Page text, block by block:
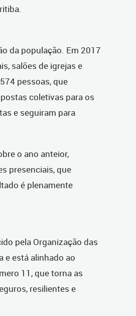
da população. Em 2017
salões de igrejas e
pessoas, que
coletivas para os
e seguiram para
o ano anteior,
presenciais, que
é plenamente
pela Organização das
e está alinhado ao
11, que torna as
resilientes e